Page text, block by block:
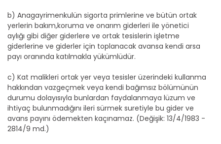
b) Anagayrimenkulün sigorta primlerine ve bütün ortak
yerlerin bakım,koruma ve onarım giderleri ile yönetici
aylığı gibi diğer giderlere ve ortak tesislerin işletme
giderlerine ve giderler için toplanacak avansa kendi arsa
payı oranında katılmakla yükümlüdür.
c) Kat malikleri ortak yer veya tesisler üzerindeki kullanma
hakkından vazgeçmek veya kendi bağımsız bölümünün
durumu dolayısıyla bunlardan faydalanmaya lüzum ve
ihtiyaç bulunmadığını ileri sürmek suretiyle bu gider ve
avans payını ödemekten kaçınamaz. (Değişik: 13/4/1983 -
2814/9 md.)